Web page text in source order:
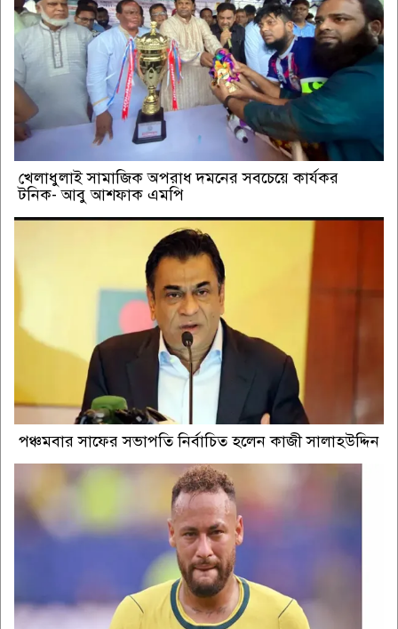
খেলাধুলাই সামাজিক অপরাধ দমনের সবচেয়ে কার্যকর
টনিক- আবু আশফাক এমপি
পঞ্চমবার সাফের সভাপতি নির্বাচিত হলেন কাজী সালাহউদ্দিন